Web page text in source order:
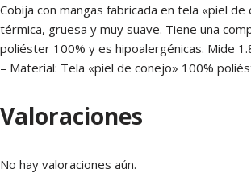
Cobija con mangas fabricada en tela «piel de
térmica, gruesa y muy suave. Tiene una
poliéster 100% y es hipoalergénicas. Mide
– Material: Tela «piel de conejo» 100%
Valoraciones
No hay valoraciones aún.